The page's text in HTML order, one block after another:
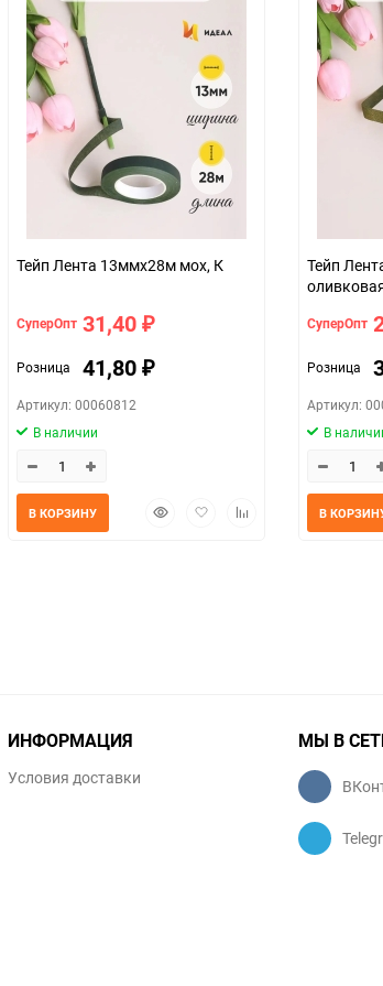
Тейп Лента 13ммx28м мох, К
СуперОпт 31,40 ₽
Розница 41,80 ₽
Артикул: 00060812
В наличии
БыстрыйДобавитьДобавить
В КОРЗИНУ
Тейп
СуперОпт
Розница
Артикул:
В
В
ИНФОРМАЦИЯ
Условия доставки
МЫ В